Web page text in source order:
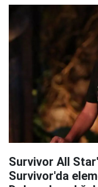
Survivor All
Survivor'da